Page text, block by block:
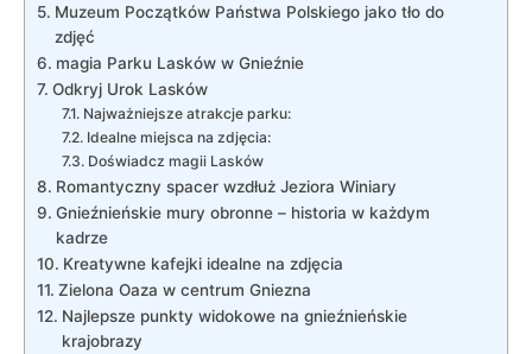
Muzeum⁢ Początków Państwa Polskiego jako tło do
zdjęć
magia Parku Lasków‌ w Gnieźnie
Odkryj⁤ Urok⁤ Lasków
Najważniejsze atrakcje parku:
Idealne ⁣miejsca ‌na zdjęcia:
Doświadcz magii Lasków
Romantyczny spacer wzdłuż⁤ Jeziora‌ Winiary
Gnieźnieńskie⁣ mury obronne – historia w każdym
kadrze
Kreatywne kafejki idealne na zdjęcia
Zielona Oaza w centrum Gniezna
Najlepsze punkty ‌widokowe na gnieźnieńskie
krajobrazy